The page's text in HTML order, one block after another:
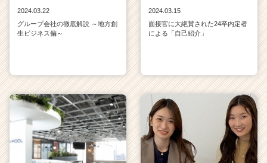
2024.03.22
グループ会社の徹底解説 ～地方創
生ビジネス偏～
2024.03.15
面接官に大絶賛された24卒内定者
による「自己紹介」